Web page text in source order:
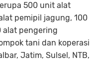
500 unit alat
pemipil jagung, 100
alat pengering
tani dan koperasi
Jatim, Sulsel, NTB,